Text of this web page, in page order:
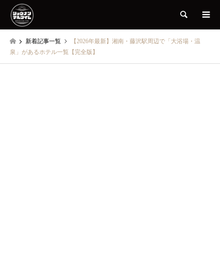
検索
新着記事一覧
【2026年最新】湘南・藤沢駅周辺で「大浴場・温
泉」があるホテル一覧【完全版】